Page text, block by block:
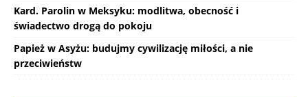
Kard. Parolin w Meksyku: modlitwa, obecność i
świadectwo drogą do pokoju
Papież w Asyżu: budujmy cywilizację miłości, a nie
przeciwieństw